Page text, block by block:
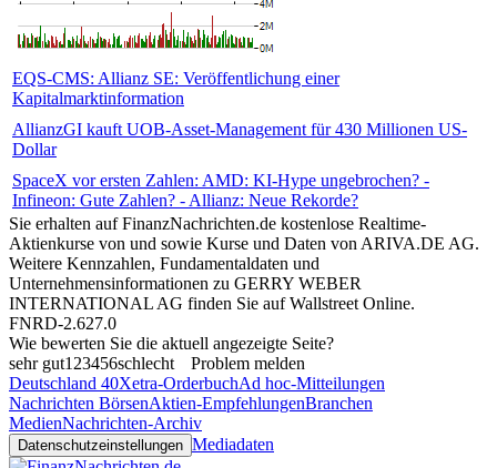
EQS-CMS: Allianz SE: Veröffentlichung einer
Kapitalmarktinformation
AllianzGI kauft UOB-Asset-Management für 430 Millionen US-
Dollar
SpaceX vor ersten Zahlen: AMD: KI-Hype ungebrochen? -
Infineon: Gute Zahlen? - Allianz: Neue Rekorde?
Sie erhalten auf FinanzNachrichten.de kostenlose Realtime-
Aktienkurse von und sowie Kurse und Daten von ARIVA.DE AG.
Weitere Kennzahlen, Fundamentaldaten und
Unternehmensinformationen zu GERRY WEBER
INTERNATIONAL AG finden Sie aufWallstreet Online.
FNRD-2.627.0
Wie bewerten Sie die aktuell angezeigte Seite?
sehr gut1 23456schlecht
Problem melden
Deutschland 40Xetra-OrderbuchAd hoc-Mitteilungen
Nachrichten BörsenAktien-EmpfehlungenBranchen
MedienNachrichten-Archiv
Datenschutzeinstellungen Mediadaten